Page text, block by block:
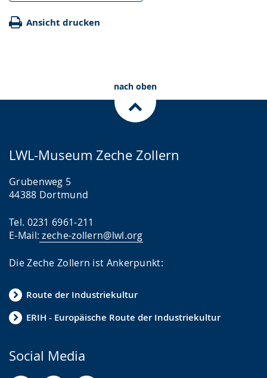
Ansicht drucken
nach oben
LWL-Museum Zeche Zollern
Grubenweg 5
44388 Dortmund
Tel. 0231 6961-211
E-Mail: zeche-zollern@lwl.org
Die Zeche Zollern ist Ankerpunkt:
Route der Industriekultur
ERIH - Europäische Route der Industriekultur
Social Media